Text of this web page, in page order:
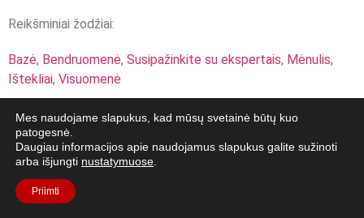
Reikšminiai žodžiai:
Bazė, Bendruomenė, Susipažinkite su ekspertais, Mėnulis,
Ištekliai, Visuomenė
Mes naudojame slapukus, kad mūsų svetainė būtų kuo
patogesnė.
Daugiau informacijos apie naudojamus slapukus galite sužinoti
arba išjungti nustatymuose
Priimti